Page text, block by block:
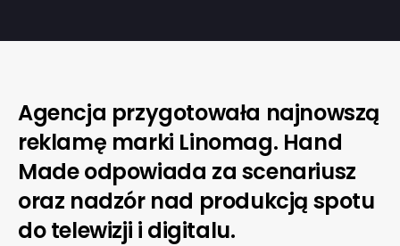
Agencja przygotowała najnowszą
reklamę marki Linomag. Hand
Made odpowiada za scenariusz
oraz nadzór nad produkcją spotu
do telewizji i digitalu.